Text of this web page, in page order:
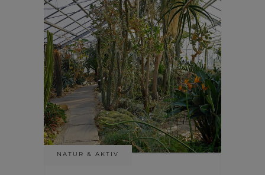
NATUR & AKTIV